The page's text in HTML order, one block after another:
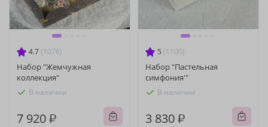
4.7 (1076)
Набор "Жемчужная
коллекция"
В наличии
7 920 ₽
5 (1100)
Набор "Пастельная
симфония'"
В наличии
3 830 ₽